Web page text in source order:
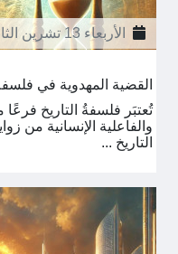
الأربعاء 13 تشرين الثاني 2024
القضية المهدوية في
تُعتبَر فلسفةُ التاريخ فرعًا
والفاعلية الإنسانية من
التاريخ ...